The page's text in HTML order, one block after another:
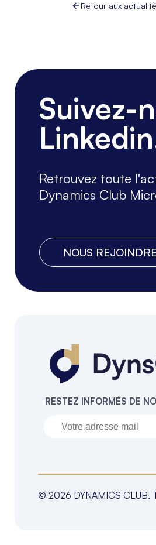
Retour aux
Suivez-
Retrouvez toute
Dynamics Club
NOUS REJOINDRE
RESTEZ INFORMÉS DE
© 2026 DYNAMICS CLUB.